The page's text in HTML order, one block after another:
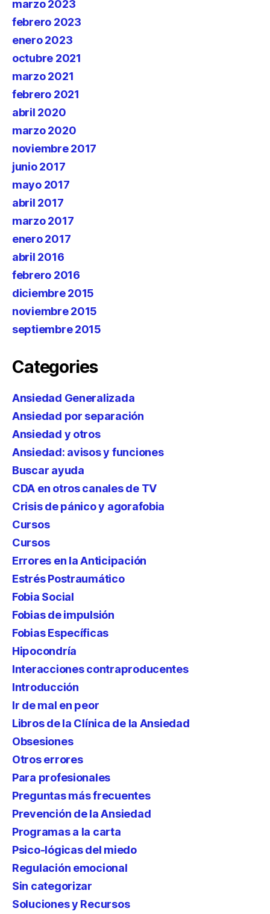
marzo 2023
febrero 2023
enero 2023
octubre 2021
marzo 2021
febrero 2021
abril 2020
marzo 2020
noviembre 2017
junio 2017
mayo 2017
abril 2017
marzo 2017
enero 2017
abril 2016
febrero 2016
diciembre 2015
noviembre 2015
septiembre 2015
Categories
Ansiedad Generalizada
Ansiedad por separación
Ansiedad y otros
Ansiedad: avisos y funciones
Buscar ayuda
CDA en otros canales de TV
Crisis de pánico y agorafobia
Cursos
Cursos
Errores en la Anticipación
Estrés Postraumático
Fobia Social
Fobias de impulsión
Fobias Específicas
Hipocondría
Interacciones contraproducentes
Introducción
Ir de mal en peor
Libros de la Clínica de la Ansiedad
Obsesiones
Otros errores
Para profesionales
Preguntas más frecuentes
Prevención de la Ansiedad
Programas a la carta
Psico-lógicas del miedo
Regulación emocional
Sin categorizar
Soluciones y Recursos